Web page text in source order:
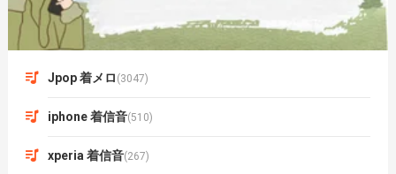
Jpop 着メロ (3047)
iphone 着信音(510)
xperia 着信音(267)